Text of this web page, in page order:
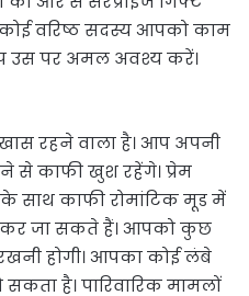
वरिष्ठ सदस्य आपको काम
उस पर अमल अवश्य करें।
रहने वाला है। आप अपनी
से काफी खुश रहेंगे। प्रेम
साथ काफी रोमांटिक मूड में
जा सकते हैं। आपको कुछ
होगी। आपका कोई लंबे
है। पारिवारिक मामलों